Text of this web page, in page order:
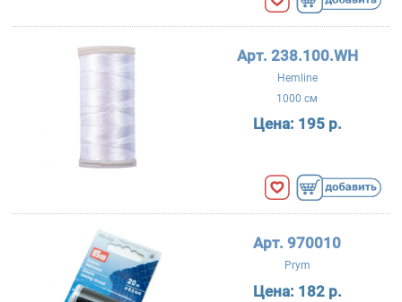
Арт. 238.100.WH
Hemline
1000 см
Цена: 195 р.
Арт. 970010
Prym
Цена: 182 р.